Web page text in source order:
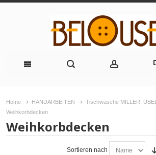
Home HANDARBEITEN
Tischwäsche MILLER,
Weihkorbdecken
Weihkorbdecken
Sortieren nach